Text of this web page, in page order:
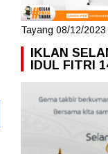
Tayang 08/12/2023
IKLAN
IDUL FITRI